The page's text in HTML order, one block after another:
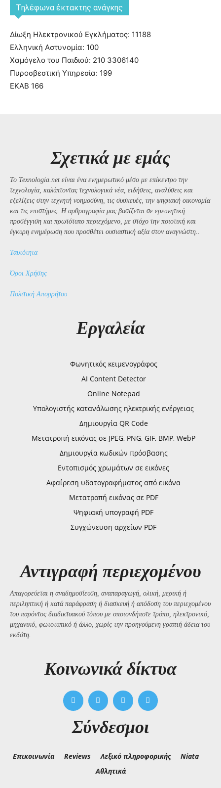
Tηλέφωνα έκτακτης ανάγκης
Δίωξη Ηλεκτρονικού Εγκλήματος: 11188
Ελληνική Αστυνομία: 100
Χαμόγελο του Παιδιού: 210 3306140
Πυροσβεστική Υπηρεσία: 199
ΕΚΑΒ 166
Σχετικά με εμάς
Το Texnologia.net είναι ένα ενημερωτικό μέσο με επίκεντρο την
τεχνολογία, καλύπτοντας τεχνολογικά νέα, ειδήσεις, αναλύσεις και
εξελίξεις στην τεχνητή νοημοσύνη, τις συσκευές, την ψηφιακή οικονομία
και τις επιστήμες. Η αρθρογραφία μας βασίζεται σε ερευνητική
προσέγγιση και πρωτότυπο περιεχόμενο, με στόχο την ποιοτική και
έγκυρη ενημέρωση που προσθέτει ουσιαστική αξία στον αναγνώστη..
Ταυτότητα
Όροι Χρήσης
Πολιτική Απορρήτου
Εργαλεία
Φωνητικός κειμενογράφος
AI Content Detector
Online Notepad
Υπολογιστής κατανάλωσης ηλεκτρικής ενέργειας
Δημιουργία QR Code
Μετατροπή εικόνας σε JPEG, PNG, GIF, BMP, WebP
Δημιουργία κωδικών πρόσβασης
Εντοπισμός χρωμάτων σε εικόνες
Αφαίρεση υδατογραφήματος από εικόνα
Μετατροπή εικόνας σε PDF
Ψηφιακή υπογραφή PDF
Συγχώνευση αρχείων PDF
Αντιγραφή περιεχομένου
Απαγορεύεται η αναδημοσίευση, αναπαραγωγή, ολική, μερική ή
περιληπτική ή κατά παράφραση ή διασκευή ή απόδοση του περιεχομένου
του παρόντος διαδικτυακού τόπου με οποιονδήποτε τρόπο, ηλεκτρονικό,
μηχανικό, φωτοτυπικό ή άλλο, χωρίς την προηγούμενη γραπτή άδεια του
εκδότη.
Kοινωνικά δίκτυα
Σύνδεσμοι
Επικοινωνία Reviews Λεξικό πληροφορικής
Niata
Αθλητικά